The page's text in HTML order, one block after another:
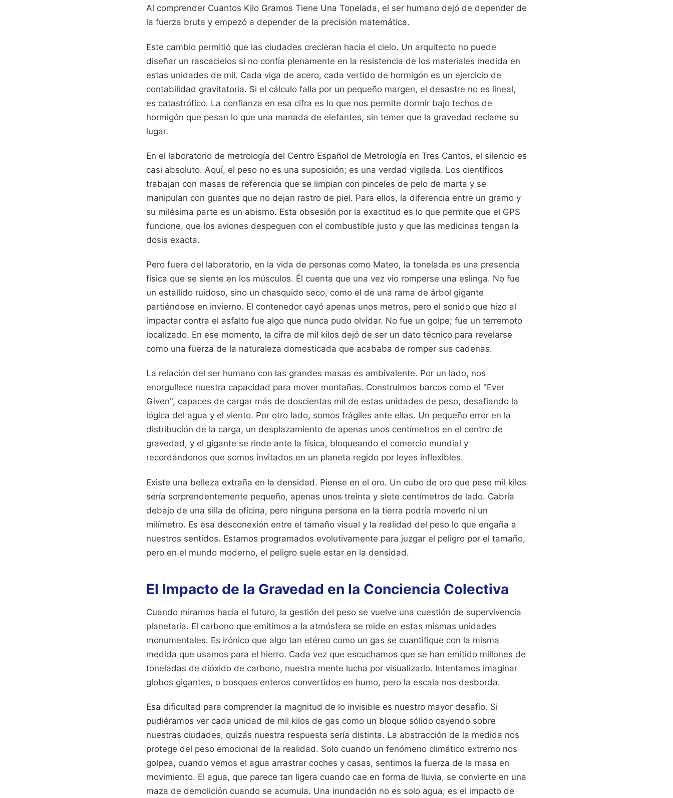
Al comprender Cuantos Kilo Gramos Tiene Una Tonelada, el ser humano dejó de depender de
la fuerza bruta y empezó a depender de la precisión matemática.
Este cambio permitió que las ciudades crecieran hacia el cielo. Un arquitecto no puede
diseñar un rascacielos si no confía plenamente en la resistencia de los materiales medida en
estas unidades de mil. Cada viga de acero, cada vertido de hormigón es un ejercicio de
contabilidad gravitatoria. Si el cálculo falla por un pequeño margen, el desastre no es lineal,
es catastrófico. La confianza en esa cifra es lo que nos permite dormir bajo techos de
hormigón que pesan lo que una manada de elefantes, sin temer que la gravedad reclame su
lugar.
En el laboratorio de metrología del Centro Español de Metrología en Tres Cantos, el silencio es
casi absoluto. Aquí, el peso no es una suposición; es una verdad vigilada. Los científicos
trabajan con masas de referencia que se limpian con pinceles de pelo de marta y se
manipulan con guantes que no dejan rastro de piel. Para ellos, la diferencia entre un gramo y
su milésima parte es un abismo. Esta obsesión por la exactitud es lo que permite que el GPS
funcione, que los aviones despeguen con el combustible justo y que las medicinas tengan la
dosis exacta.
Pero fuera del laboratorio, en la vida de personas como Mateo, la tonelada es una presencia
física que se siente en los músculos. Él cuenta que una vez vio romperse una eslinga. No fue
un estallido ruidoso, sino un chasquido seco, como el de una rama de árbol gigante
partiéndose en invierno. El contenedor cayó apenas unos metros, pero el sonido que hizo al
impactar contra el asfalto fue algo que nunca pudo olvidar. No fue un golpe; fue un terremoto
localizado. En ese momento, la cifra de mil kilos dejó de ser un dato técnico para revelarse
como una fuerza de la naturaleza domesticada que acababa de romper sus cadenas.
La relación del ser humano con las grandes masas es ambivalente. Por un lado, nos
enorgullece nuestra capacidad para mover montañas. Construimos barcos como el "Ever
Given", capaces de cargar más de doscientas mil de estas unidades de peso, desafiando la
lógica del agua y el viento. Por otro lado, somos frágiles ante ellas. Un pequeño error en la
distribución de la carga, un desplazamiento de apenas unos centímetros en el centro de
gravedad, y el gigante se rinde ante la física, bloqueando el comercio mundial y
recordándonos que somos invitados en un planeta regido por leyes inflexibles.
Existe una belleza extraña en la densidad. Piense en el oro. Un cubo de oro que pese mil kilos
sería sorprendentemente pequeño, apenas unos treinta y siete centímetros de lado. Cabría
debajo de una silla de oficina, pero ninguna persona en la tierra podría moverlo ni un
milímetro. Es esa desconexión entre el tamaño visual y la realidad del peso lo que engaña a
nuestros sentidos. Estamos programados evolutivamente para juzgar el peligro por el tamaño,
pero en el mundo moderno, el peligro suele estar en la densidad.
El Impacto de la Gravedad en la Conciencia Colectiva
Cuando miramos hacia el futuro, la gestión del peso se vuelve una cuestión de supervivencia
planetaria. El carbono que emitimos a la atmósfera se mide en estas mismas unidades
monumentales. Es irónico que algo tan etéreo como un gas se cuantifique con la misma
medida que usamos para el hierro. Cada vez que escuchamos que se han emitido millones de
toneladas de dióxido de carbono, nuestra mente lucha por visualizarlo. Intentamos imaginar
globos gigantes, o bosques enteros convertidos en humo, pero la escala nos desborda.
Esa dificultad para comprender la magnitud de lo invisible es nuestro mayor desafío. Si
pudiéramos ver cada unidad de mil kilos de gas como un bloque sólido cayendo sobre
nuestras ciudades, quizás nuestra respuesta sería distinta. La abstracción de la medida nos
protege del peso emocional de la realidad. Solo cuando un fenómeno climático extremo nos
golpea, cuando vemos el agua arrastrar coches y casas, sentimos la fuerza de la masa en
movimiento. El agua, que parece tan ligera cuando cae en forma de lluvia, se convierte en una
maza de demolición cuando se acumula. Una inundación no es solo agua; es el impacto de